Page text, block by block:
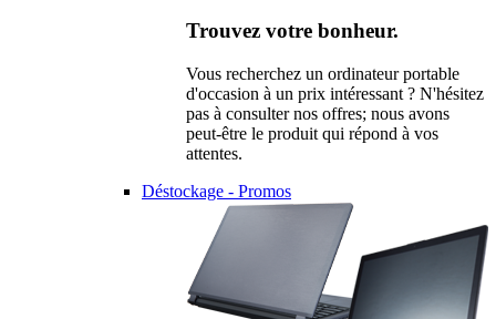
Trouvez votre bonheur.
Vous recherchez un ordinateur portable
d'occasion à un prix intéressant ? N'hésitez
pas à consulter nos offres; nous avons
peut-être le produit qui répond à vos
attentes.
Déstockage - Promos